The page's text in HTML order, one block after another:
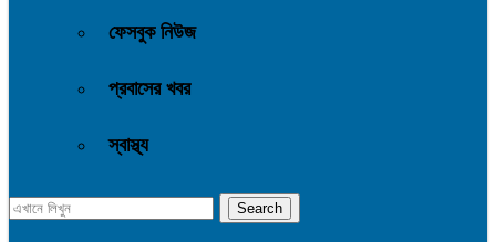
ফেসবুক নিউজ
প্রবাসের খবর
স্বাস্থ্য